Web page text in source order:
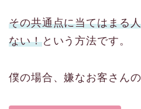
その共通点に当てはまる
ない！という方法です。
僕の場合、嫌なお客さんの